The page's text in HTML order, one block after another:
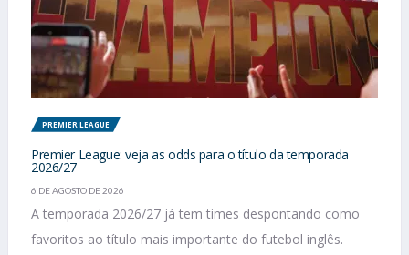
PREMIER LEAGUE
Premier League: veja as odds para o título da temporada
2026/27
6 DE AGOSTO DE 2026
A temporada 2026/27 já tem times despontando como
favoritos ao título mais importante do futebol inglês.